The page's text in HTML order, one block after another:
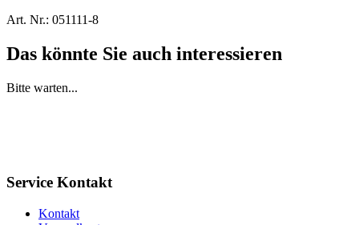
Art. Nr.: 051111-8
Das könnte Sie auch interessieren
Bitte warten...
Service Kontakt
Kontakt